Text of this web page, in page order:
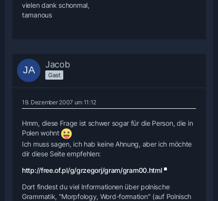
vielen dank schonmal,
tamanous
Jacob
Gast
19. Dezember 2007 um 11:12
Hmm, diese Frage ist schwer sogar für die Person, die in
Polen wohnt
Ich muss sagen, ich hab keine Ahnung, aber ich möchte
dir diese Seite empfehlen:
http://free.of.pl/g/grzegorj/gram/gram00.html
Dort findest du viel Informationen über polnische
Grammatik, "Morpfology, Word-formation" (auf Polnisch